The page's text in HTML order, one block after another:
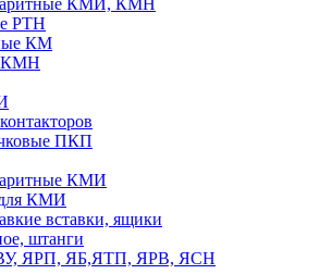
КМИ, КМН
РТН
КМ
КМН
ПКП
КМИ
КМИ
вставки, ящики
штанги
ЯРП, ЯБ,ЯТП, ЯРВ, ЯСН